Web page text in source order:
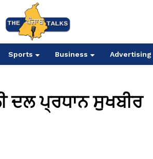
Sports Business Advertising
ਦਲ ਪ੍ਰਧਾਨ ਸੁਖਬੀਰ